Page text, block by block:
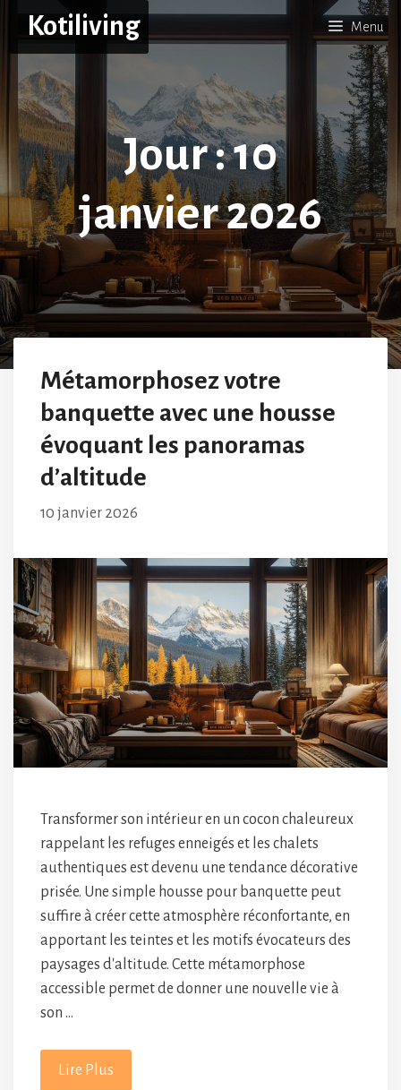
contenu
Kotiliving Menu
Jour :10
janvier 2026
Métamorphosez votre
banquette avec une housse
évoquant les panoramas
d’altitude
10 janvier 2026
Transformer son intérieur en un cocon chaleureux
rappelant les refuges enneigés et les chalets
authentiques est devenu une tendance décorative
prisée. Une simple housse pour banquette peut
suffire à créer cette atmosphère réconfortante, en
apportant les teintes et les motifs évocateurs des
paysages d'altitude. Cette métamorphose
accessible permet de donner une nouvelle vie à
son …
Lire Plus